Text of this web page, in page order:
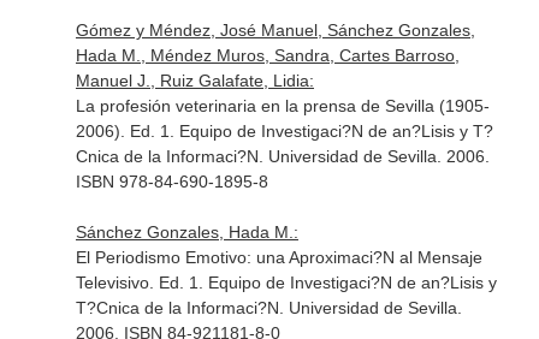
Gómez y Méndez, José Manuel, Sánchez Gonzales,
Hada M., Méndez Muros, Sandra, Cartes Barroso,
Manuel J., Ruiz Galafate, Lidia:
La profesión veterinaria en la prensa de Sevilla (1905-
2006). Ed. 1. Equipo de Investigaci?N de an?Lisis y T?
Cnica de la Informaci?N. Universidad de Sevilla. 2006.
ISBN 978-84-690-1895-8
Sánchez Gonzales, Hada M.:
El Periodismo Emotivo: una Aproximaci?N al Mensaje
Televisivo. Ed. 1. Equipo de Investigaci?N de an?Lisis y
T?Cnica de la Informaci?N. Universidad de Sevilla.
2006. ISBN 84-921181-8-0